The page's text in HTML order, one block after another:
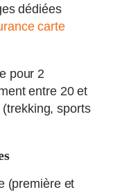
dédiées
carte
pour 2
entre 20 et
sports
(première et